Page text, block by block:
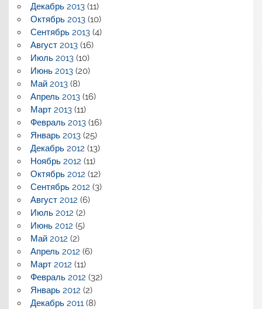
Декабрь 2013(11)
Октябрь 2013(10)
Сентябрь 2013(4)
Август 2013(16)
Июль 2013(10)
Июнь 2013(20)
Май 2013(8)
Апрель 2013(16)
Март 2013(11)
Февраль 2013(16)
Январь 2013(25)
Декабрь 2012 (13)
Ноябрь 2012 (11)
Октябрь 2012 (12)
Сентябрь 2012 (3)
Август 2012 (6)
Июль 2012 (2)
Июнь 2012 (5)
Май 2012 (2)
Апрель 2012 (6)
Март 2012 (11)
Февраль 2012 (32)
Январь 2012 (2)
Декабрь 2011(8)